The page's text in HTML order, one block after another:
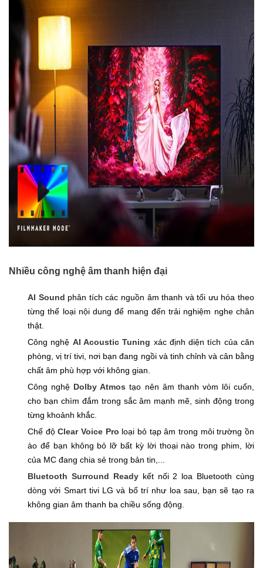
Nhiều công nghệ âm thanh hiện đại
AI Sound phân tích các nguồn âm thanh và tối ưu hóa theo
từng thể loại nội dung để mang đến trải nghiệm nghe chân
thật.
Công nghệ AI Acoustic Tuning xác định diện tích của căn
phòng, vị trí tivi, nơi bạn đang ngồi và tinh chỉnh và cân bằng
chất âm phù hợp với không gian.
Công nghệ Dolby Atmos tạo nên âm thanh vòm lôi cuốn,
cho bạn chìm đắm trong sắc âm mạnh mẽ, sinh động trong
từng khoảnh khắc.
Chế độClear Voice Pro loại bỏ tạp âm trong môi trường ồn
ào để bạn không bỏ lỡ bất kỳ lời thoại nào trong phim, lời
của MC đang chia sẻ trong bản tin,...
Bluetooth Surround Readykết nối 2 loa Bluetooth cùng
dòng với Smart tivi LG và bố trí như loa sau, bạn sẽ tạo ra
không gian âm thanh ba chiều sống động.